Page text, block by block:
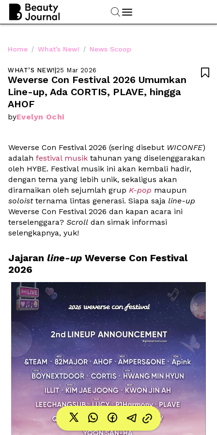
Home / What’s New! / News Scoop
WHAT’S NEW!|25 Mar 2026
Weverse Con Festival 2026 Umumkan
Line-up, Ada CORTIS, PLAVE, hingga
AHOF
byEvelyn Ochi

Weverse Con Festival 2026 (sering disebut WICONFE)
adalah festival musik tahunan yang diselenggarakan
oleh HYBE. Festival musik ini akan kembali hadir,
dengan tema yang lebih unik, sekaligus akan
diramaikan oleh sejumlah grup K-pop
soloist ternama lintas generasi. Siapa saja line-up
Weverse Con Festival 2026 dan kapan acara ini
terselenggara? Scroll dan simak informasi
selengkapnya, yuk!
Jajaran line-up Weverse Con Festival
2026